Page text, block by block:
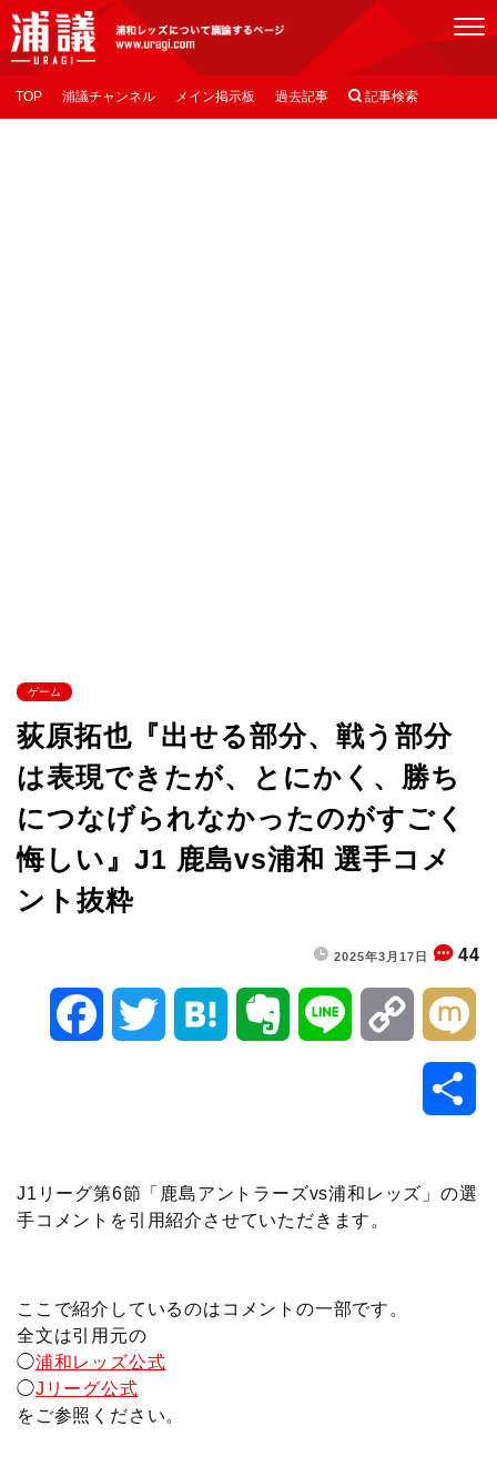
[浦議]浦和レッズについて議論するページ
TOP 浦議チャンネル メイン掲示板 過去記事  記事検索
ゲーム
荻原拓也『出せる部分、戦う部分
は表現できたが、とにかく、勝ち
につなげられなかったのがすごく
悔しい』J1 鹿島vs浦和 選手コメ
ント抜粋
2025年3月17日 44
b
o
k
t n n
o
J1リーグ第6節「鹿島アントラーズvs浦和レッズ」の選
手コメントを引用紹介させていただきます。
ここで紹介しているのはコメントの一部です。
全文は引用元の
◯浦和レッズ公式
◯Jリーグ公式
をご参照ください。